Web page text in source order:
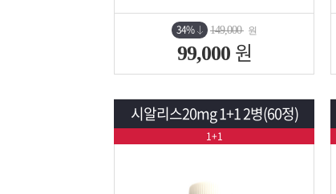
34% 149,000 원
99,000 원
시알리스20mg 1+1 2병(60정)
1+1